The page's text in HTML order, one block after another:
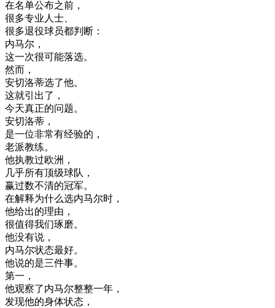
在名单公布之前 ，
很多专业人士、
很多退役球员都判断 ：
内马尔 ，
这一次很可能落选。
然而 ，
安切洛蒂选了他。
这就引出了 ，
今天真正的问题。
安切洛蒂 ，
是一位非常有经验的 ，
老派教练。
他执教过欧洲 ，
几乎所有顶级球队 ，
赢过数不清的冠军。
在解释为什么选内马尔时 ，
他给出的理由 ，
很值得我们琢磨。
他没有说 ，
内马尔状态最好。
他说的是三件事。
第一 ，
他观察了内马尔整整一年 ，
发现他的身体状态 ，